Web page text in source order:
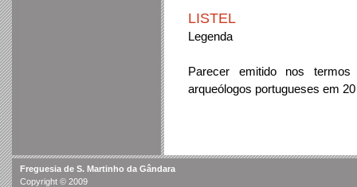
LISTEL
Legenda
Parecer emitido nos
arqueólogos portugueses em
Freguesia de S. Martinho da Gândara
Copyright © 2009